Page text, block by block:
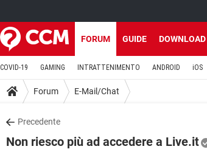
FORUM GUIDE DOWNLOAD
COVID-19 GAMING INTRATTENIMENTO ANDROID iOS
Forum E-Mail/Chat
Precedente
Non riesco più ad accedere a Live.it